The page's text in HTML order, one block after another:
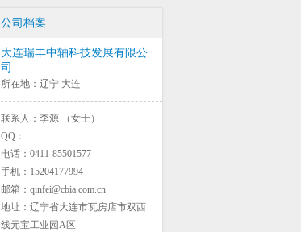
公司档案
大连瑞丰中轴科技发展有限公
司
所在地：辽宁 大连
联系人：李源 （女士）
QQ：
电话：0411-85501577
手机：15204177994
邮箱：qinfei@cbia.com.cn
地址：辽宁省大连市瓦房店市双西
线元宝工业园A区